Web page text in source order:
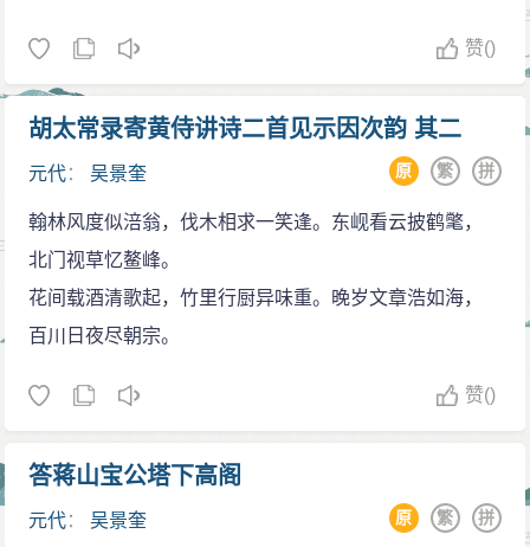
赞()
胡太常录寄黄侍讲诗二首见示因次韵 其二
元代：吴景奎 拼
繁
原
翰林风度似涪翁，伐木相求一笑逢。东岘看云披鹤氅，
北门视草忆鳌峰。
花间载酒清歌起，竹里行厨异味重。晚岁文章浩如海，
百川日夜尽朝宗。
赞()
答蒋山宝公塔下高阁
元代：吴景奎 拼
繁
原